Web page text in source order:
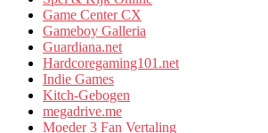
Game Center CX
Gameboy Galleria
Guardiana.net
Hardcoregaming101.net
Indie Games
Kitch-Gebogen
megadrive.me
Moeder 3 Fan Vertaling